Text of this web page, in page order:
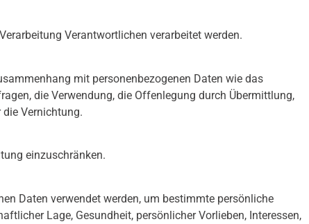
Verantwortlichen verarbeitet werden.
mit personenbezogenen Daten wie das
die Verwendung, die Offenlegung durch Übermittlung,
Vernichtung.
einzuschränken.
Daten verwendet werden, um bestimmte persönliche
Lage, Gesundheit, persönlicher Vorlieben, Interessen,